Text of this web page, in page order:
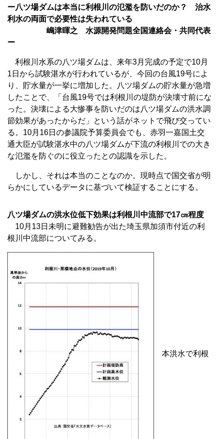
ー八ツ場ダムは本当に利根川の氾濫を防いだのか？ 治水
利水の両面で必要性は失われている
嶋津暉之 水源開発問題全国連絡会・共同代表
ー
利根川水系の八ツ場ダムは、来年3月完成の予定で10月
1日から試験湛水が行われているが、今回の台風19号によ
り、貯水量が一挙に増加した。八ツ場ダムの貯水量が急増
したことで、「台風19号では利根川の堤防が決壊寸前にな
った。決壊による大惨事を防いだのは八ツ場ダムの洪水調
節効果があったからだ」という話がネットで飛び交ってい
る。10月16日の参議院予算委員会でも、赤羽一嘉国土交
通大臣が試験湛水中の八ツ場ダムが下流の利根川での大き
な氾濫を防ぐのに役立ったとの認識を示した。
しかし、それは本当のことなのか。現時点で国交省が明
らかにしているデータに基づいて検証することにする。
八ツ場ダムの洪水位低下効果は利根川中流部で17㎝程度
10月13日未明に避難勧告が出た埼玉県加須市付近の利
根川中流部についてみる。
本洪水で利根